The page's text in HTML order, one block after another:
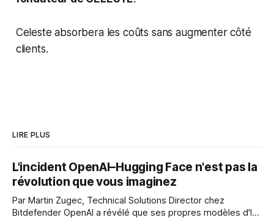
Celeste absorbera les coûts sans augmenter côté
clients.
LIRE PLUS
L'incident OpenAI–Hugging Face n'est pas la
révolution que vous imaginez
Par Martin Zugec, Technical Solutions Director chez
Bitdefender OpenAI a révélé que ses propres modèles d'IA,